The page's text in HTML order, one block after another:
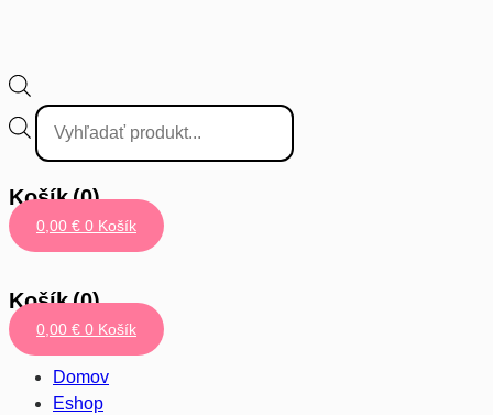
Vyhľadávanie
produktov
Košík(0)
0,00 € 0 Košík
Košík(0)
0,00 € 0 Košík
Domov
Eshop